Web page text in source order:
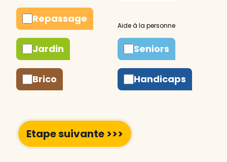
Repassage
Jardin
Brico
Seniors
Handicaps